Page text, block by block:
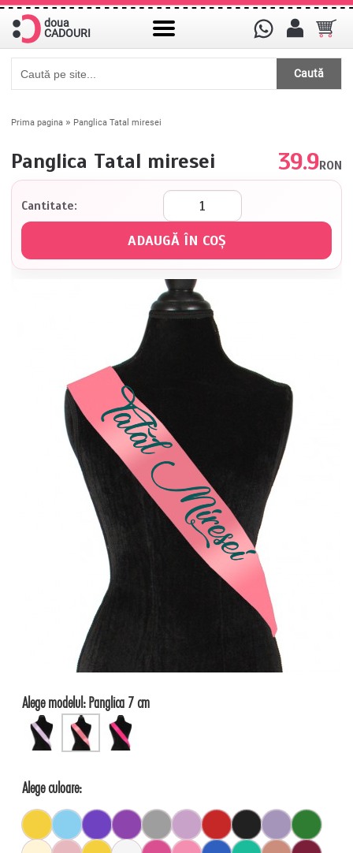
doua
CADOURI
Caută
Prima pagina » Panglica Tatal miresei
Panglica Tatal miresei 39.9RON
Cantitate:
Alege modelul:Panglica 7 cm
Alege culoare: